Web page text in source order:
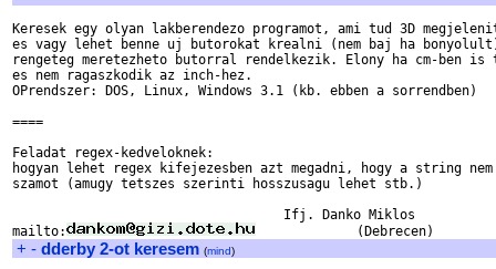
Keresek egy olyan lakberendezo programot, ami tud 3D
es vagy lehet benne uj butorokat krealni (nem baj ha
rengeteg meretezheto butorral rendelkezik. Elony ha cm-ben
es nem ragaszkodik az inch-hez.
OPrendszer: DOS, Linux, Windows 3.1 (kb. ebben a sorrendben)
====
Feladat regex-kedveloknek:
hogyan lehet regex kifejezesben azt megadni, hogy a string
szamot (amugy tetszes szerinti hosszusagu lehet stb.)
                                   Ifj. Danko Miklos
mailto:
+ - dderby 2-ot keresem (mind)